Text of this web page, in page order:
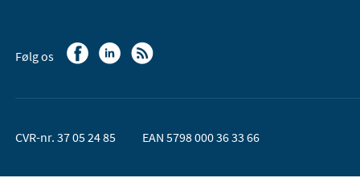
Følg os
CVR-nr. 37 05 24 85 EAN 5798 000 36 33 66